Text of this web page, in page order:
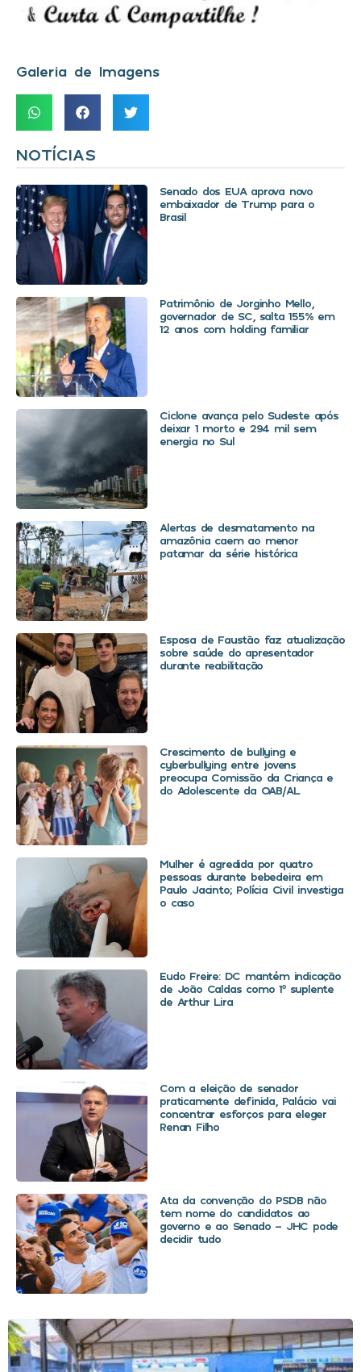
Galeria de Imagens
NOTÍCIAS
Senado dos EUA aprova novo
embaixador de Trump para o
Brasil
Patrimônio de Jorginho Mello,
governador de SC, salta 155% em
12 anos com holding familiar
Ciclone avança pelo Sudeste após
deixar 1 morto e 294 mil sem
energia no Sul
Alertas de desmatamento na
amazônia caem ao menor
patamar da série histórica
Esposa de Faustão faz atualização
sobre saúde do apresentador
durante reabilitação
Crescimento de bullying e
cyberbullying entre jovens
preocupa Comissão da Criança e
do Adolescente da OAB/AL
Mulher é agredida por quatro
pessoas durante bebedeira em
Paulo Jacinto; Polícia Civil investiga
o caso
Eudo Freire: DC mantém indicação
de João Caldas como 1º suplente
de Arthur Lira
Com a eleição de senador
praticamente definida, Palácio vai
concentrar esforços para eleger
Renan Filho
Ata da convenção do PSDB não
tem nome do candidatos ao
governo e ao Senado – JHC pode
decidir tudo